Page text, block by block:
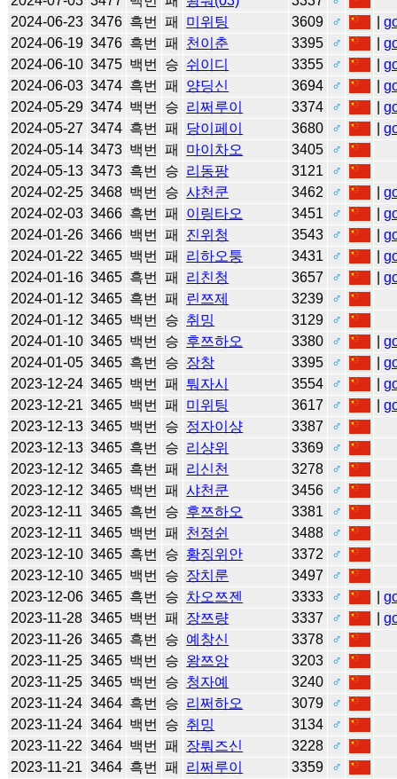
2024-06-23 3476 흑번 패 미위팅 3609 ♂ |
2024-06-19 3476 흑번 패 천이춘 3395 ♂ |
2024-06-10 3475 백번 승 쉬이디 3355 ♂ |
2024-06-03 3474 흑번 패 양딩신 3694 ♂ |
2024-05-29 3474 백번 승 리쩌루이 3374 ♂ |
2024-05-27 3474 흑번 패 당이페이 3680 ♂ |
2024-05-14 3473 백번 패 마이차오 3405
♂
2024-05-13 3473 흑번 승 리동팡 3121
♂
2024-02-25 3468 백번 승 샤천쿤 3462 ♂ |
2024-02-03 3466 흑번 패 이링타오 3451 ♂ |
2024-01-26 3466 백번 패 진위청 3543 ♂ |
2024-01-22 3465 백번 패 리하오퉁 3431 ♂ |
2024-01-16 3465 흑번 패 리친청 3657 ♂ |
2024-01-12 3465 흑번 패 린쯔제 3239
♂
2024-01-12 3465 백번 승 취밍 3129
♂
2024-01-10 3465 백번 승 후쯔하오 3380 ♂ |
2024-01-05 3465 흑번 승 장창 3395 ♂ |
2023-12-24 3465 백번 패 퉈자시 3554 ♂ |
2023-12-21 3465 백번 패 미위팅 3617 ♂ |
2023-12-13 3465 백번 승 정자이샹 3387
♂
2023-12-13 3465 흑번 승 리샹위 3369
♂
2023-12-12 3465 흑번 패 리신천 3278
♂
2023-12-12 3465 백번 패 샤천쿤 3456
♂
2023-12-11 3465 흑번 승 후쯔하오 3381
♂
2023-12-11 3465 백번 패 천정쉰 3488
♂
2023-12-10 3465 흑번 승 황징위안 3372
♂
2023-12-10 3465 백번 승 장치룬 3497
♂
2023-12-06 3465 흑번 승 차오쯔젠 3333 ♂ |
2023-11-28 3465 백번 패 장쯔량 3337 ♂ |
2023-11-26 3465 흑번 승 예창신 3378
♂
2023-11-25 3465 백번 승 왕쯔앙 3203
♂
2023-11-25 3465 백번 승 청자예 3240
♂
2023-11-24 3464 흑번 승 리쩌하오 3079
♂
2023-11-24 3464 백번 승 취밍 3134
♂
2023-11-22 3464 백번 패 장뤄즈신 3228
♂
2023-11-21 3464 흑번 패 리쩌루이 3359
♂